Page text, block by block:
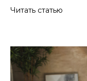
Читать статью